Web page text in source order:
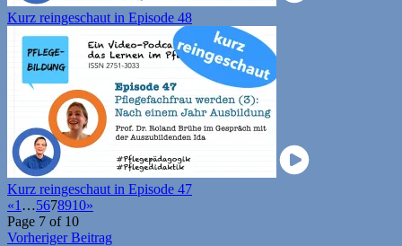
Kurz reingeschaut in Episode 48
Kurz reingeschaut in Episode 47
«1 …5678910»
Page 7 of 10
Beitragsnavigation
Vorheriger Beitrag